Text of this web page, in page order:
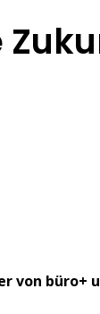
von büro+